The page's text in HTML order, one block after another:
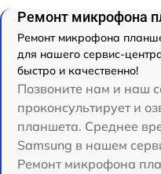
Ремонт микрофона
Ремонт микрофона
для нашего сервис-
быстро и качественно!
Позвоните нам и наш
проконсультирует и
планшета. Среднее
Samsung в нашем
Ремонт микрофона